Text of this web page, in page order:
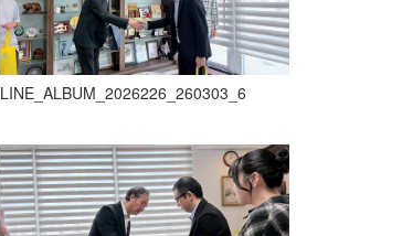
LINE_ALBUM_2026226_260303_6